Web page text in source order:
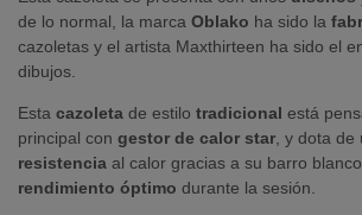
de lo normal, la marca Oblako ha sido la
cazoletas y el artista Maxthirteen ha sido el
dibujos.
Esta cazoleta de estilo tradicional está
principal con gestor de calor star , y dota de
resistencia al calor gracias a su barro
rendimiento óptimo durante la sesión.